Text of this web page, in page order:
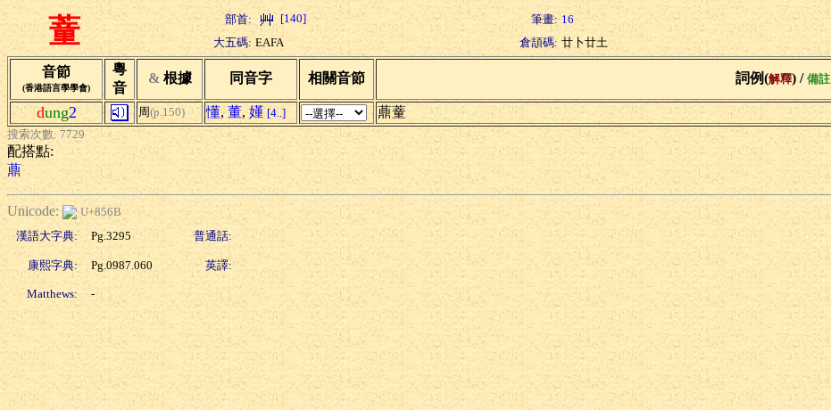
蕫 部首: [140] 筆畫: 16
大五碼: EAFA 倉頡碼: 廿卜廿土
音節
(香港語言學學會)
粵
音
& 根據 同音字 相關音節 詞例(解釋) / 備註
dung2 周(p.150) 懂, 董, 嬞 [4..] 薡蕫
搜索次數: 7729
配搭點:
薡
Unicode:
U+856B
漢語大字典:
Pg.3295 普通話:
康熙字典: Pg.0987.060 英譯:
Matthews: -